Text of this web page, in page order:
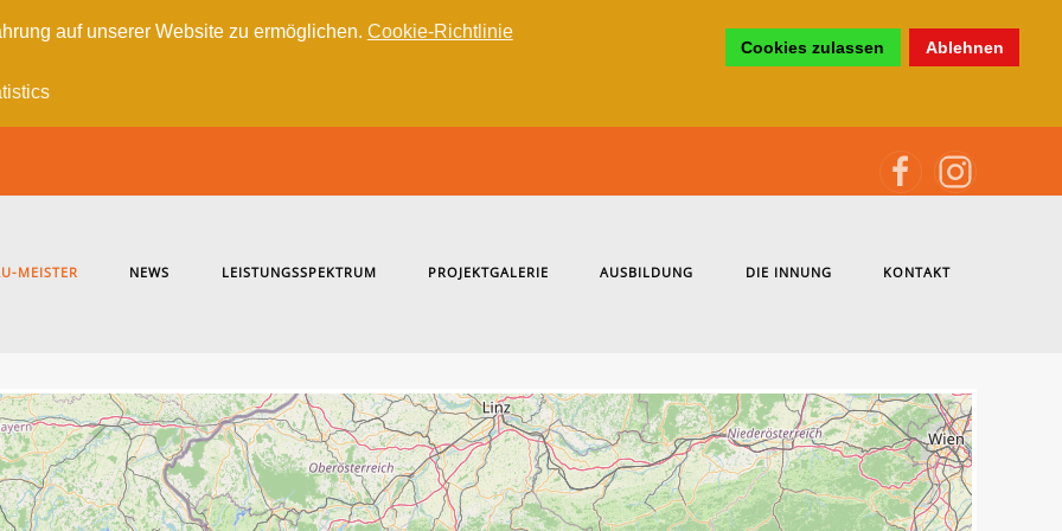
auf unserer Website zu ermöglichen. Cookie-Richtlinie
Cookies zulassen Ablehnen
MEISTER NEWS LEISTUNGSSPEKTRUM PROJEKTGALERIE AUSBILDUNG DIE INNUNG KONTAKT